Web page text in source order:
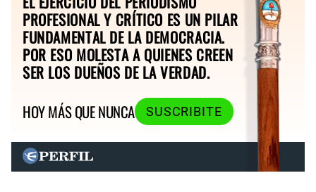
PROFESIONAL Y CRÍTICO ES UN PILAR
FUNDAMENTAL DE LA DEMOCRACIA.
POR ESO MOLESTA A QUIENES CREEN
SER LOS DUEÑOS DE LA VERDAD.
HOY MÁS QUE NUNCA
SUSCRIBITE